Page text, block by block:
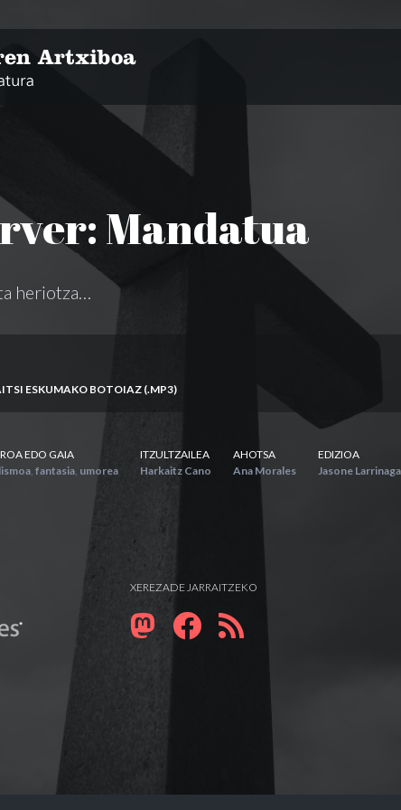
Mandatua
heriotza…
ESKUMAKO BOTOIAZ (.MP3)
EDO GAIA
, fantasia, umorea
ITZULTZAILEA
Harkaitz Cano
AHOTSA
Ana Morales
EDIZIOA
Jasone Larrinaga
XEREZADE JARRAITZEKO